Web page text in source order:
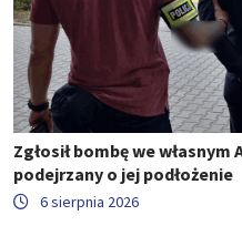
Zgłosił bombę we
podejrzany o jej podłożenie
6 sierpnia 2026